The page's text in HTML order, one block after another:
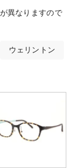
異なりますので
ウェリントン